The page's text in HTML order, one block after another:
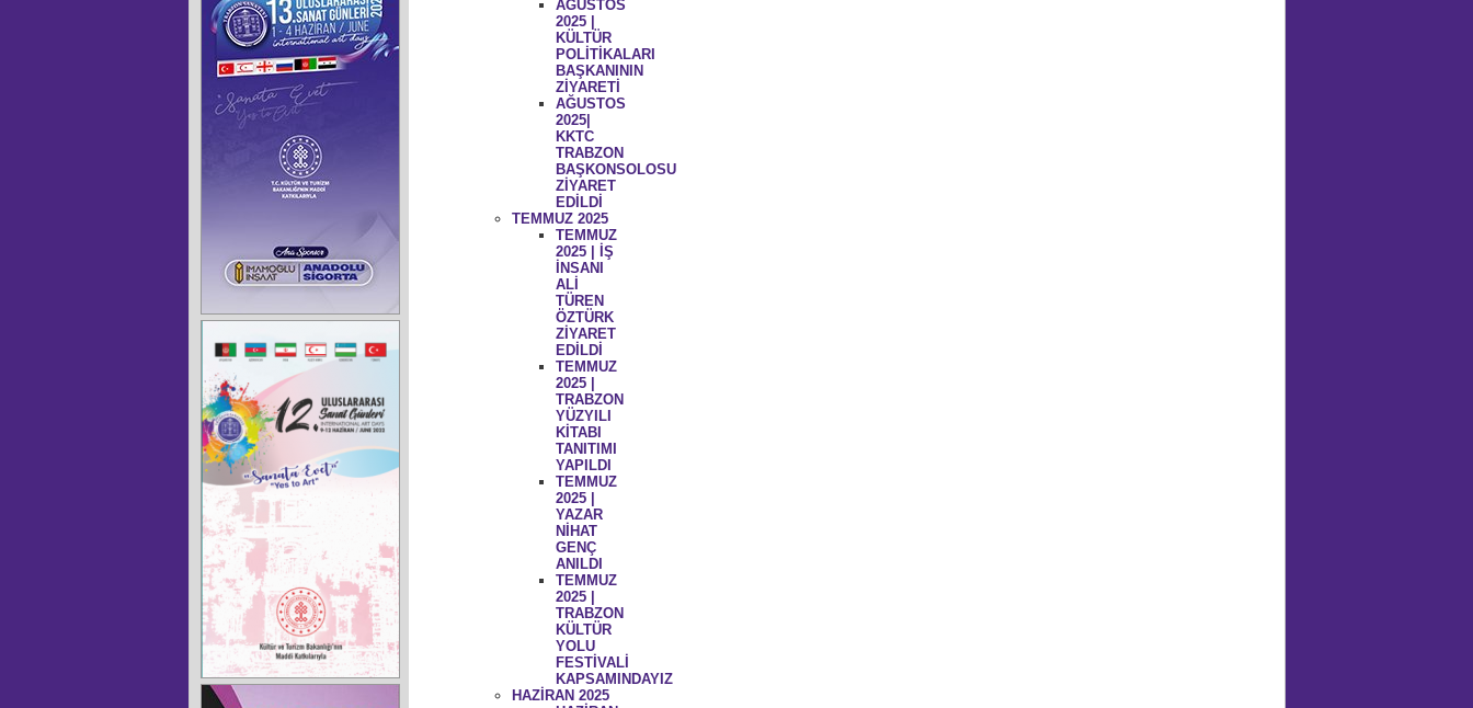
AĞUSTOS
2025 |
KÜLTÜR
POLİTİKALARI
BAŞKANININ
ZİYARETİ
AĞUSTOS
2025|
KKTC
TRABZON
BAŞKONSOLOSU
ZİYARET
EDİLDİ
TEMMUZ 2025
TEMMUZ
2025 | İŞ
İNSANI
ALİ
TÜREN
ÖZTÜRK
ZİYARET
EDİLDİ
TEMMUZ
2025 |
TRABZON
YÜZYILI
KİTABI
TANITIMI
YAPILDI
TEMMUZ
2025 |
YAZAR
NİHAT
GENÇ
ANILDI
TEMMUZ
2025 |
TRABZON
KÜLTÜR
YOLU
FESTİVALİ
KAPSAMINDAYIZ
HAZİRAN 2025